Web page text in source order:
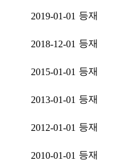
2019-01-01 등재
2018-12-01 등재
2015-01-01 등재
2013-01-01 등재
2012-01-01 등재
2010-01-01 등재